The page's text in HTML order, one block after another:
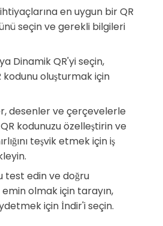
en uygun bir QR
seçin ve gerekli bilgileri
Dinamik QR'yi seçin,
kodunu oluşturmak için
desenler ve çerçevelerle
kodunuzu özelleştirin ve
teşvik etmek için iş
test edin ve doğru
emin olmak için tarayın,
için İndir'i seçin.